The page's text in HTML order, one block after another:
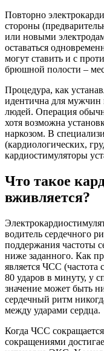
Повторно
стороны
или новыми
оставаться
могут ставить и с
брюшной полости –
Процедура, как
идентична для
людей. Операция
хотя возможна
наркозом. В
(кардиологических,
кардиостимуляторы
Что такое
вживляется?
водитель сердечного
поддержания частоты
ниже заданного. Как
является ЧСС
80 ударов в минуту, у
значение может быть
сердечный ритм
между ударами сердца.
Когда ЧСС
сокращениями